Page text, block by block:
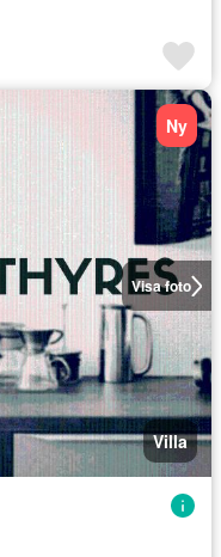
Visa foto
Ny
Villa